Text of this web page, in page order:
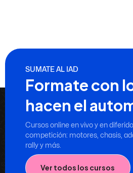
SUMATE AL IAD
Formate con
hacen el
Cursos online en vivo y en
competición: motores, chasis,
rally y más.
Ver todos los cursos